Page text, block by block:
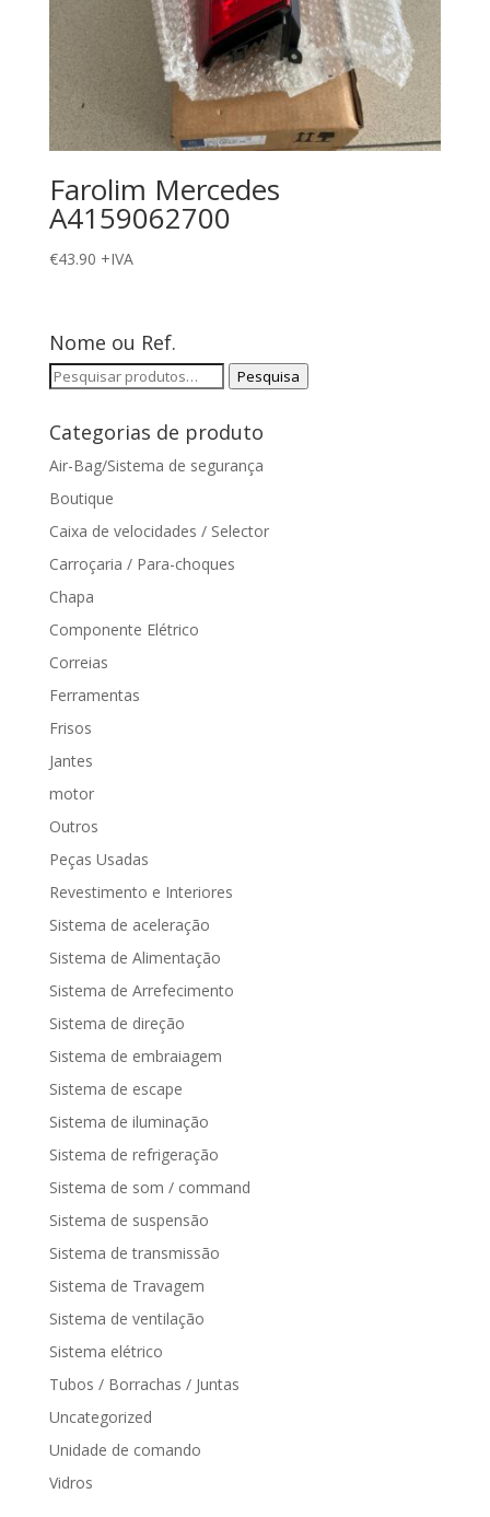
Farolim Mercedes
A4159062700
€43.90 +IVA
Nome ou Ref.
Pesquisar
Pesquisa
Categorias de produto
Air-Bag/Sistema de segurança
Boutique
Caixa de velocidades / Selector
Carroçaria / Para-choques
Chapa
Componente Elétrico
Correias
Ferramentas
Frisos
Jantes
motor
Outros
Peças Usadas
Revestimento e Interiores
Sistema de aceleração
Sistema de Alimentação
Sistema de Arrefecimento
Sistema de direção
Sistema de embraiagem
Sistema de escape
Sistema de iluminação
Sistema de refrigeração
Sistema de som / command
Sistema de suspensão
Sistema de transmissão
Sistema de Travagem
Sistema de ventilação
Sistema elétrico
Tubos / Borrachas / Juntas
Uncategorized
Unidade de comando
Vidros